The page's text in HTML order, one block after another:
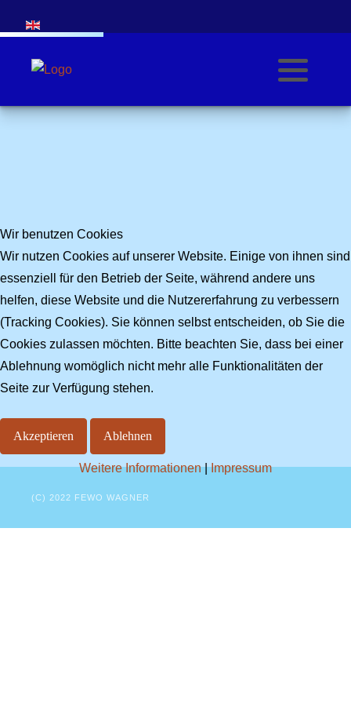
(C) 2022 FEWO WAGNER
Wir benutzen Cookies
Wir nutzen Cookies auf unserer Website. Einige von ihnen sind
essenziell für den Betrieb der Seite, während andere uns
helfen, diese Website und die Nutzererfahrung zu verbessern
(Tracking Cookies). Sie können selbst entscheiden, ob Sie die
Cookies zulassen möchten. Bitte beachten Sie, dass bei einer
Ablehnung womöglich nicht mehr alle Funktionalitäten der
Seite zur Verfügung stehen.
Akzeptieren Ablehnen
Weitere Informationen|Impressum